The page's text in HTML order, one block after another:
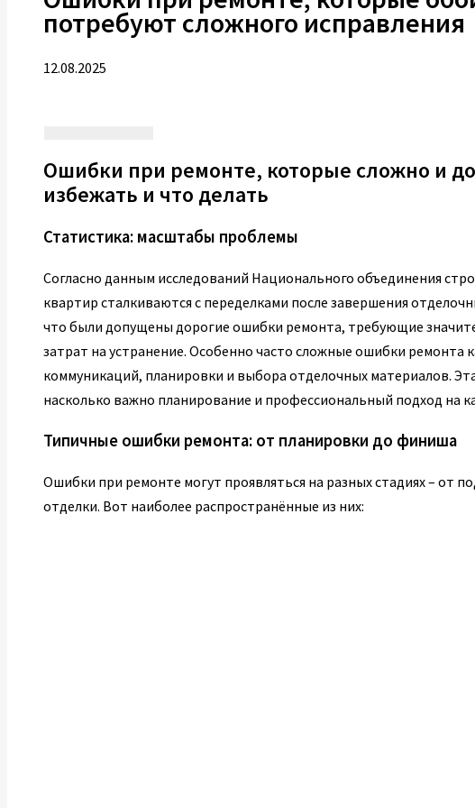
потребуют сложного исправления
12.08.2025
Ошибки при ремонте, которые сложно и
избежать и что делать
Статистика: масштабы проблемы
Согласно данным исследований Национального объединения
квартир сталкиваются с переделками после завершения
что были допущены дорогие ошибки ремонта, требующие
затрат на устранение. Особенно часто сложные ошибки ремонта
коммуникаций, планировки и выбора отделочных материалов.
насколько важно планирование и профессиональный подход на
Типичные ошибки ремонта: от планировки до финиша
Ошибки при ремонте могут проявляться на разных стадиях – от
отделки. Вот наиболее распространённые из них: